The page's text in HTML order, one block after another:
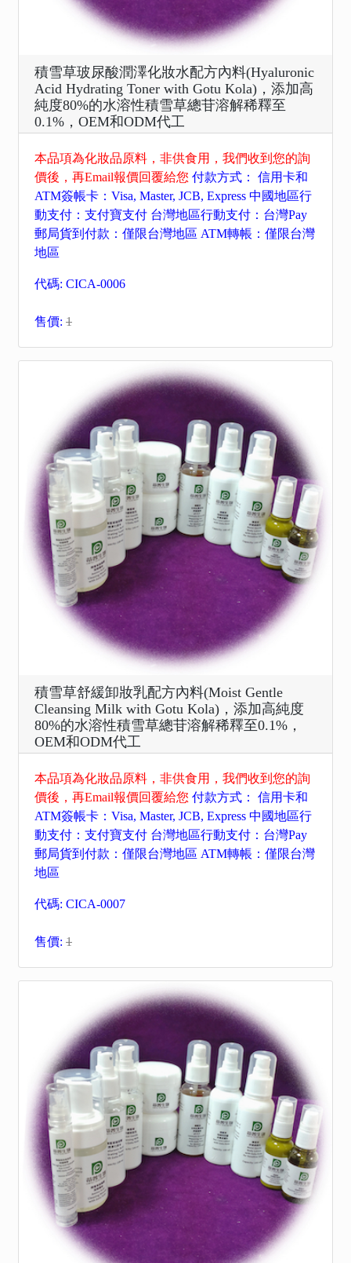
積雪草玻尿酸潤澤化妝水配方內料(Hyaluronic
Acid Hydrating Toner with Gotu Kola)，添加高
純度80%的水溶性積雪草總苷溶解稀釋至
0.1%，OEM和ODM代工
本品項為化妝品原料，非供食用，我們收到您的詢
價後，再Email報價回覆給您 付款方式： 信用卡和
ATM簽帳卡：Visa, Master, JCB, Express 中國地區行
動支付：支付寶支付 台灣地區行動支付：台灣Pay
郵局貨到付款：僅限台灣地區 ATM轉帳：僅限台灣
地區
代碼: CICA-0006
售價: 1
積雪草舒緩卸妝乳配方內料(Moist Gentle
Cleansing Milk with Gotu Kola)，添加高純度
80%的水溶性積雪草總苷溶解稀釋至0.1%，
OEM和ODM代工
本品項為化妝品原料，非供食用，我們收到您的詢
價後，再Email報價回覆給您 付款方式： 信用卡和
ATM簽帳卡：Visa, Master, JCB, Express 中國地區行
動支付：支付寶支付 台灣地區行動支付：台灣Pay
郵局貨到付款：僅限台灣地區 ATM轉帳：僅限台灣
地區
代碼: CICA-0007
售價: 1